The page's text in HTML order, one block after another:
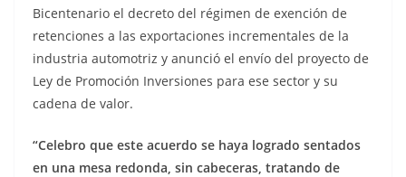
Bicentenario el decreto del régimen de exención de
retenciones a las exportaciones incrementales de la
industria automotriz y anunció el envío del proyecto de
Ley de Promoción Inversiones para ese sector y su
cadena de valor.
“Celebro que este acuerdo se haya logrado sentados
en una mesa redonda, sin cabeceras, tratando de